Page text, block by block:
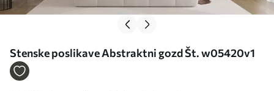
Stenske poslikave Abstraktni gozd Št. w05420v1